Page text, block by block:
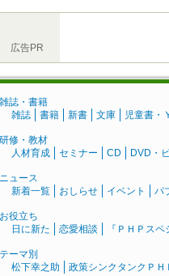
広告PR
雑誌・書籍
雑誌
書籍 新書 文庫 児童書・
研修・教材
人材育成
セミナー CD DVD・
ニュース
新着一覧
おしらせ イベント パ
お役立ち
日に新た
恋愛相談 『ＰＨＰス
テーマ別
松下幸之助
政策シンクタンクＰＨ